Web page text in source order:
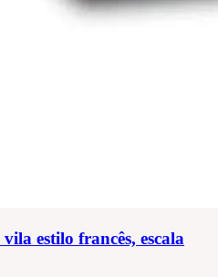
estilo francês, escala